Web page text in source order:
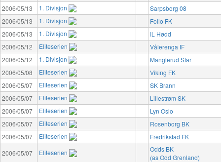
2006/05/13 1. Divisjon
Sarpsborg 08
2006/05/13
1. Divisjon
Follo FK
2006/05/13
1. Divisjon
IL Hødd
2006/05/12
Eliteserien
Vålerenga IF
2006/05/12
1. Divisjon
Manglerud Star
2006/05/08
Eliteserien
Viking FK
2006/05/07
Eliteserien
SK Brann
2006/05/07
Eliteserien
Lillestrøm SK
2006/05/07
Eliteserien
Lyn Oslo
2006/05/07
Eliteserien
Rosenborg BK
2006/05/07
Eliteserien
Fredrikstad FK
2006/05/07
Eliteserien
Odds BK
(as Odd Grenland)